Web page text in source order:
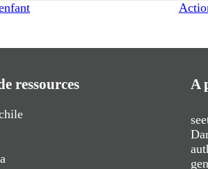
ressources A